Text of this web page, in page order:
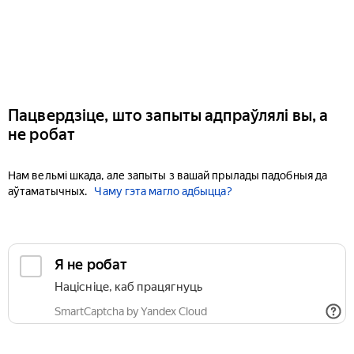
Пацвердзіце, што запыты адпраўлялі вы, а
не робат
Нам вельмі шкада, але запыты з вашай прылады падобныя да
аўтаматычных.
Чаму гэта магло адбыцца?
Я не робат
Націсніце, каб працягнуць
SmartCaptcha by Yandex Cloud